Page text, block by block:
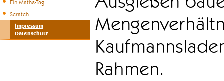
Ein Mathe-Tag
Scratch
Impressum
Datenschutz
Rahmen.